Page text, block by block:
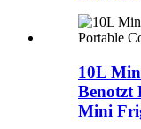
10L
Benotzt
Mini